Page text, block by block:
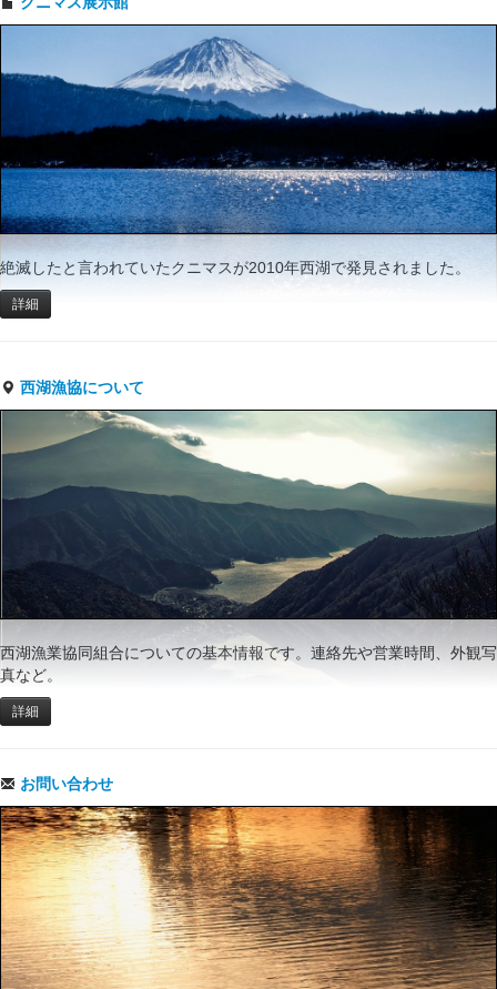
絶滅したと言われていたクニマスが2010年西湖で発見されました。
詳細
西湖漁協について
西湖漁業協同組合についての基本情報です。連絡先や営業時間、外観写
真など。
詳細
お問い合わせ